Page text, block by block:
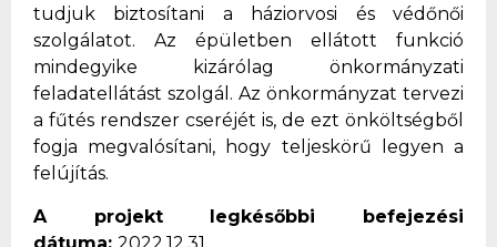
tudjuk biztosítani a háziorvosi és védőnői
szolgálatot. Az épületben ellátott funkció
mindegyike kizárólag önkormányzati
feladatellátást szolgál. Az önkormányzat tervezi
a fűtés rendszer cseréjét is, de ezt önköltségből
fogja megvalósítani, hogy teljeskörű legyen a
felújítás.
A projekt legkésőbbi befejezési